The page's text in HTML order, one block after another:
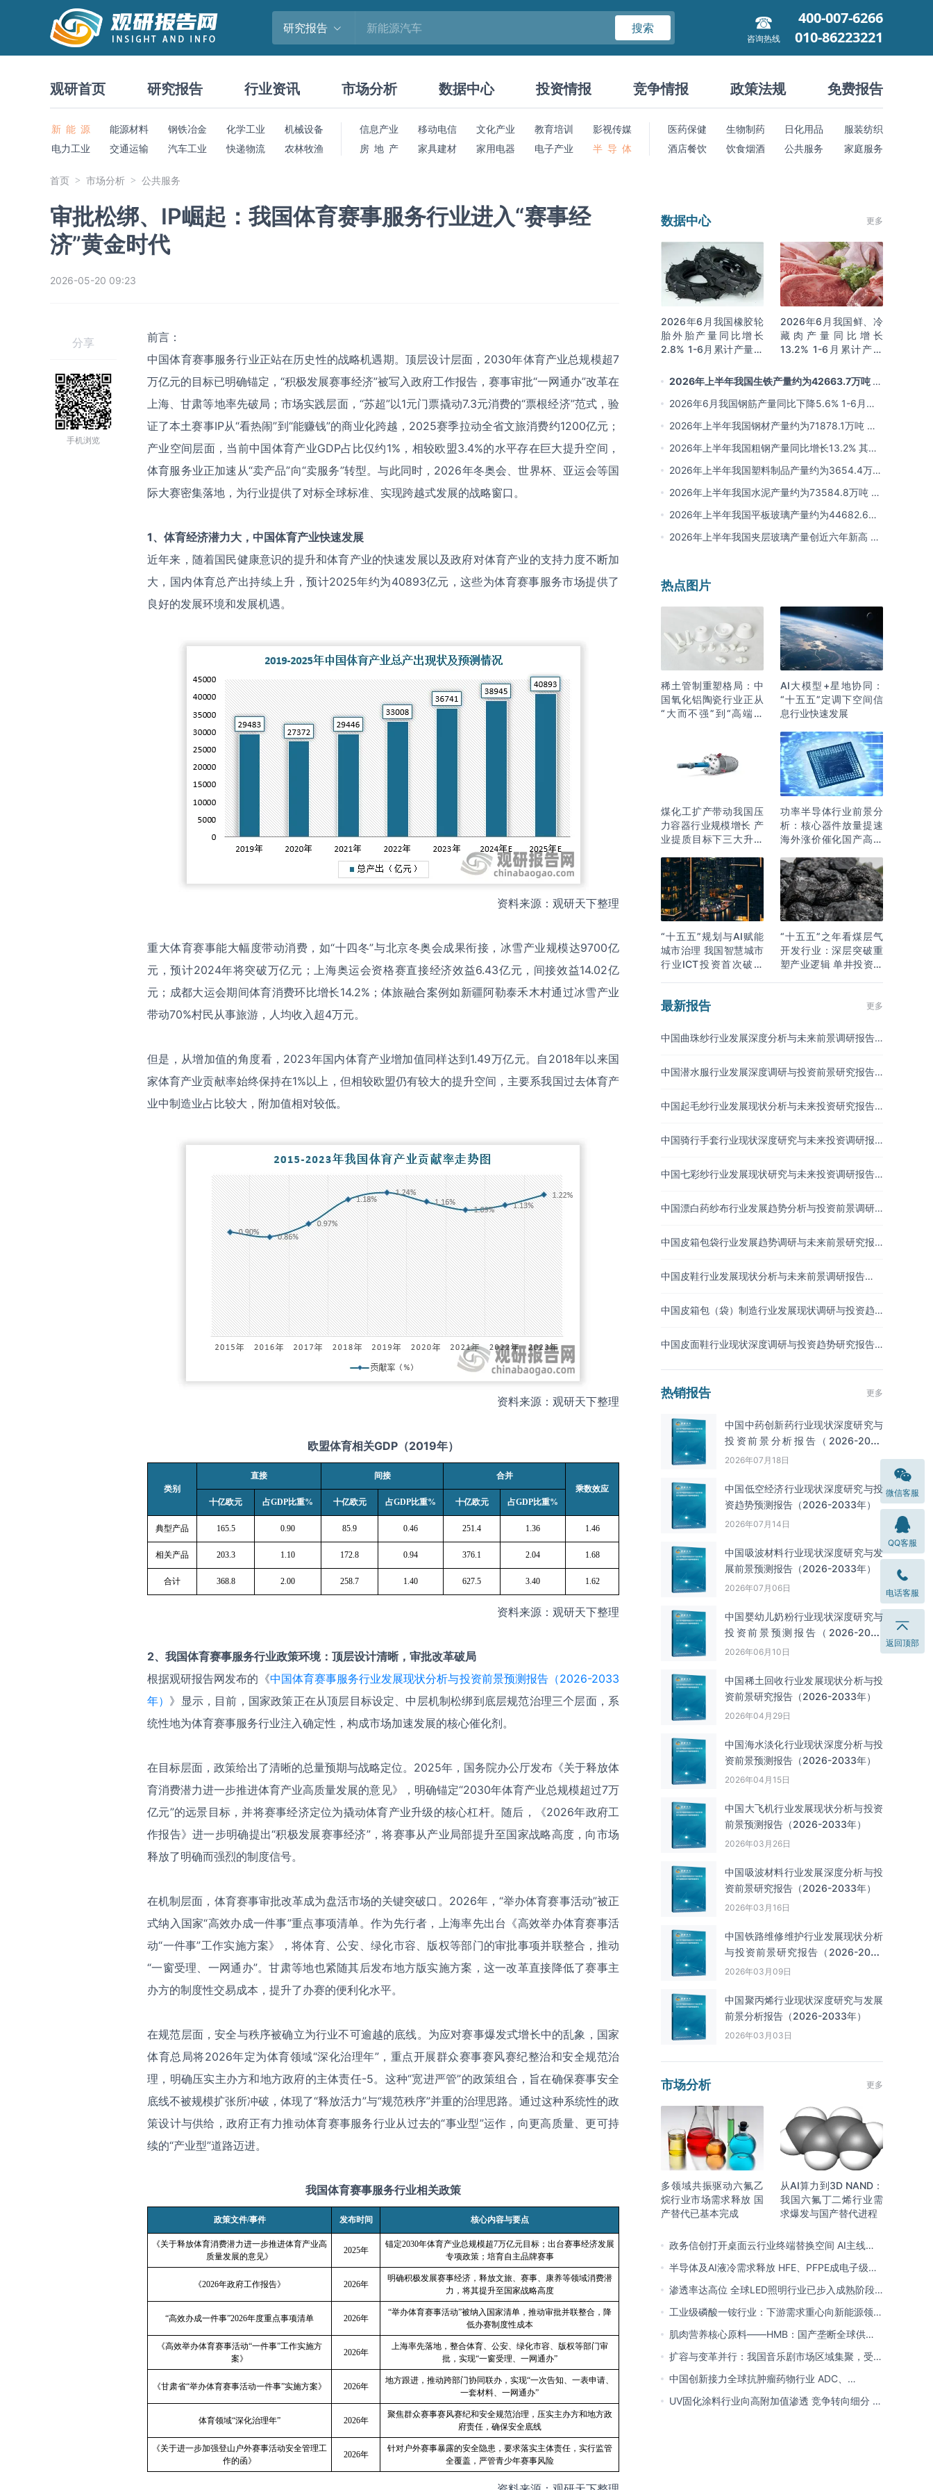
研究报告 搜索
咨询热线
400-007-6266
010-86223221
观研首页 研究报告 行业资讯 市场分析 数据中心 投资情报 竞争情报 政策法规 免费报告
新 能 源 能源材料 钢铁冶金 化学工业
机械设备
电力工业
交通运输 汽车工业 快递物流 农林牧渔
信息产业 移动电信 文化产业 教育培训
影视传媒
房 地 产
家具建材 家用电器 电子产业 半 导 体
医药保健 生物制药 日化用品
服装纺织
酒店餐饮
饮食烟酒 公共服务 家庭服务
首页 市场分析 公共服务
审批松绑、IP崛起：我国体育赛事服务行业进入“赛事经
济”黄金时代
2026-05-20 09:23
分享
手机浏览
前言：
中国体育赛事服务行业正站在历史性的战略机遇期。顶层设计层面，2030年体育产业总规模超7
万亿元的目标已明确锚定，“积极发展赛事经济”被写入政府工作报告，赛事审批“一网通办”改革在
上海、甘肃等地率先破局；市场实践层面，“苏超”以1元门票撬动7.3元消费的“票根经济”范式，验
证了本土赛事IP从“看热闹”到“能赚钱”的商业化跨越，2025赛季拉动全省文旅消费约1200亿元；
产业空间层面，当前中国体育产业GDP占比仅约1%，相较欧盟3.4%的水平存在巨大提升空间，
体育服务业正加速从“卖产品”向“卖服务”转型。与此同时，2026年冬奥会、世界杯、亚运会等国
际大赛密集落地，为行业提供了对标全球标准、实现跨越式发展的战略窗口。
1、体育经济潜力大，中国体育产业快速发展
近年来，随着国民健康意识的提升和体育产业的快速发展以及政府对体育产业的支持力度不断加
大，国内体育总产出持续上升，预计2025年约为40893亿元，这些为体育赛事服务市场提供了
良好的发展环境和发展机遇。
资料来源：观研天下整理
重大体育赛事能大幅度带动消费，如“十四冬”与北京冬奥会成果衔接，冰雪产业规模达9700亿
元，预计2024年将突破万亿元；上海奥运会资格赛直接经济效益6.43亿元，间接效益14.02亿
元；成都大运会期间体育消费环比增长14.2%；体旅融合案例如新疆阿勒泰禾木村通过冰雪产业
带动70%村民从事旅游，人均收入超4万元。
但是，从增加值的角度看，2023年国内体育产业增加值同样达到1.49万亿元。自2018年以来国
家体育产业贡献率始终保持在1%以上，但相较欧盟仍有较大的提升空间，主要系我国过去体育产
业中制造业占比较大，附加值相对较低。
资料来源：观研天下整理
欧盟体育相关GDP （2019年）
类别
直接 间接
合并
乘数效应
十亿欧元
占GDP比重% 十亿欧元 占GDP比重% 十亿欧元 占GDP比重%
典型产品 165.5 0.90 85.9 0.46 251.4 1.36 1.46
相关产品 203.3 1.10 172.8 0.94 376.1 2.04 1.68
合计 368.8 2.00 258.7 1.40 627.5 3.40 1.62
资料来源：观研天下整理
2、我国体育赛事服务行业政策环境：顶层设计清晰，审批改革破局
根据观研报告网发布的《中国体育赛事服务行业发展现状分析与投资前景预测报告（2026-2033
年） 》显示，目前，国家政策正在从顶层目标设定、中层机制松绑到底层规范治理三个层面，系
统性地为体育赛事服务行业注入确定性，构成市场加速发展的核心催化剂。
在目标层面，政策给出了清晰的总量预期与战略定位。 2025年，国务院办公厅发布《关于释放体
育消费潜力进一步推进体育产业高质量发展的意见》，明确锚定“2030年体育产业总规模超过7万
亿元”的远景目标，并将赛事经济定位为撬动体育产业升级的核心杠杆。随后，《2026年政府工
作报告》进一步明确提出“积极发展赛事经济”，将赛事从产业局部提升至国家战略高度，向市场
释放了明确而强烈的制度信号。
在机制层面，体育赛事审批改革成为盘活市场的关键突破口。 2026年，“举办体育赛事活动”被正
式纳入国家“高效办成一件事”重点事项清单。作为先行者，上海率先出台《高效举办体育赛事活
动“一件事”工作实施方案》，将体育、公安、绿化市容、版权等部门的审批事项并联整合，推动
“一窗受理、一网通办”。甘肃等地也紧随其后发布地方版实施方案，这一改革直接降低了赛事主
办方的制度性交易成本，提升了办赛的便利化水平。
在规范层面，安全与秩序被确立为行业不可逾越的底线。为应对赛事爆发式增长中的乱象，国家
体育总局将2026年定为体育领域“深化治理年”，重点开展群众赛事赛风赛纪整治和安全规范治
理，明确压实主办方和地方政府的主体责任-5。这种“宽进严管”的政策组合，旨在确保赛事安全
底线不被规模扩张所冲破，体现了“释放活力”与“规范秩序”并重的治理思路。通过这种系统性的政
策设计与供给，政府正有力推动体育赛事服务行业从过去的“事业型”运作，向更高质量、更可持
续的“产业型”道路迈进。
我国体育赛事服务行业相关政策
政策文件/事件 发布时间 核心内容与要点
《关于释放体育消费潜力进一步推进体育产业高
质量发展的意见》
2025年
锚定2030年体育产业总规模超7万亿元目标；出台赛事经济发展
专项政策；培育自主品牌赛事
《2026年政府工作报告》 2026年
明确积极发展赛事经济，释放文旅、赛事、康养等领域消费潜
力，将其提升至国家战略高度
“高效办成一件事”2026年度重点事项清单 2026年
“举办体育赛事活动”被纳入国家清单，推动审批并联整合，降
低办赛制度性成本
《高效举办体育赛事活动“一件事”工作实施方
案》
2026年
上海率先落地，整合体育、公安、绿化市容、版权等部门审
批，实现“一窗受理、一网通办”
《甘肃省“举办体育赛事活动一件事”实施方案》 2026年
地方跟进，推动跨部门协同联办，实现“一次告知、一表申请、
一套材料、一网通办”
体育领域“深化治理年” 2026年
聚焦群众赛事赛风赛纪和安全规范治理，压实主办方和地方政
府责任，确保安全底线
《关于进一步加强登山户外赛事活动安全管理工
作的函》
2026年
针对户外赛事暴露的安全隐患，要求落实主体责任，实行监管
全覆盖，严管青少年赛事风险
数据中心 更多
2026年6月我国橡胶轮
胎外胎产量同比增长
2.8% 1-6月累计产量同
2026年6月我国鲜、冷
藏肉产量同比增长
13.2% 1-6月累计产量
2026年上半年我国生铁产量约为42663.7万吨 同
比下降2.8% 其中河北产量占比22.7%排名第一
2026年6月我国钢筋产量同比下降5.6% 1-6月累
计产量同比下降10.7%
2026年上半年我国钢材产量约为71878.1万吨 同
比下降0.9% 其中河北以超亿吨产量排名第一
2026年上半年我国粗钢产量同比增长13.2% 其中
河北产量占比21.5%位居首位
2026年上半年我国塑料制品产量约为3654.4万吨
其中江苏、浙江产量分别占比18.9%、16.0%
2026年上半年我国水泥产量约为73584.8万吨 同
比下降8% 其中广东、浙江和安徽分别排名前三
2026年上半年我国平板玻璃产量约为44682.6万
重量箱 同比下降5.7% 其中河北产量最多 占比
2026年上半年我国夹层玻璃产量创近六年新高 约
热点图片
稀土管制重塑格局：中
国氧化铝陶瓷行业正从
“大而不强”到“高端突
AI大模型+星地协同：
“十五五”定调下空间信
息行业快速发展
煤化工扩产带动我国压
力容器行业规模增长 产
业提质目标下三大升级
功率半导体行业前景分
析：核心器件放量提速
海外涨价催化国产高端
“十五五”规划与AI赋能
城市治理 我国智慧城市
行业ICT投资首次破万
“十五五”之年看煤层气
开发行业：深层突破重
塑产业逻辑 单井投资成
最新报告 更多
中国曲珠纱行业发展深度分析与未来前景调研报告
中国潜水服行业发展深度调研与投资前景研究报告
中国起毛纱行业发展现状分析与未来投资研究报告
中国骑行手套行业现状深度研究与未来投资调研报
中国七彩纱行业发展现状研究与未来投资调研报告
中国漂白药纱布行业发展趋势分析与投资前景调研
中国皮箱包袋行业发展趋势调研与未来前景研究报
中国皮鞋行业发展现状分析与未来前景调研报告
中国皮箱包（袋）制造行业发展现状调研与投资趋
中国皮面鞋行业现状深度调研与投资趋势研究报告
热销报告 更多
中国中药创新药行业现状深度研究与
投资前景分析报告（2026-2033
年）
2026年07月18日
中国低空经济行业现状深度研究与投
资趋势预测报告（2026-2033年）
2026年07月14日
中国吸波材料‌‌‌行业现状深度研究与发
展前景预测报告（2026-2033年）
2026年07月06日
中国婴幼儿奶粉行业现状深度研究与
投资前景预测报告（2026-2033
年）
2026年06月10日
中国‌‌稀土回收‌‌行业发展现状分析与投
资前景研究报告（2026-2033年）
2026年04月29日
中国海水淡化行业现状深度分析与投
资前景预测报告（2026-2033年）
2026年04月15日
中国大飞机行业发展现状分析与投资
前景预测报告（2026-2033年）
2026年03月26日
中国吸波材料行业发展深度分析与投
资前景研究报告（2026-2033年）
2026年03月16日
中国铁路维修维护行业发展现状分析
与投资前景研究报告（2026-2033
年）
2026年03月09日
中国聚丙烯行业现状深度研究与发展
前景分析报告（2026-2033年）
2026年03月03日
市场分析 更多
多领域共振驱动六氟乙
烷行业市场需求释放 国
产替代已基本完成
从AI算力到3D NAND：
我国六氟丁二烯行业需
求爆发与国产替代进程
政务信创打开桌面云行业终端替换空间 AI主线重
塑竞争逻辑 中国本土厂商全面反超
半导体及AI液冷需求释放 HFE、PFPE成电子级氟
化液行业主流 3M退场下国产高端突破加速
渗透率达高位 全球LED照明行业已步入成熟阶段
未来将向集成化、智能化方向演进
工业级磷酸一铵行业：下游需求重心向新能源领域
转移 产业链一体化趋势清晰
肌肉营养核心原料——HMB：国产垄断全球供给
市场 龙头构筑全方位竞争壁垒
扩容与变革并行：我国音乐剧市场区域集聚，受众
群体更新，内容生态持续完善
中国创新接力全球抗肿瘤药物行业 ADC、
CDK4/6与BTK引领 医保落地促专特药双渠道格局
UV固化涂料行业向高附加值渗透 竞争转向细分 恒
微信客服
QQ客服
电话客服
返回顶部